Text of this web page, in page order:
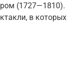
(1727—1810).
в которых